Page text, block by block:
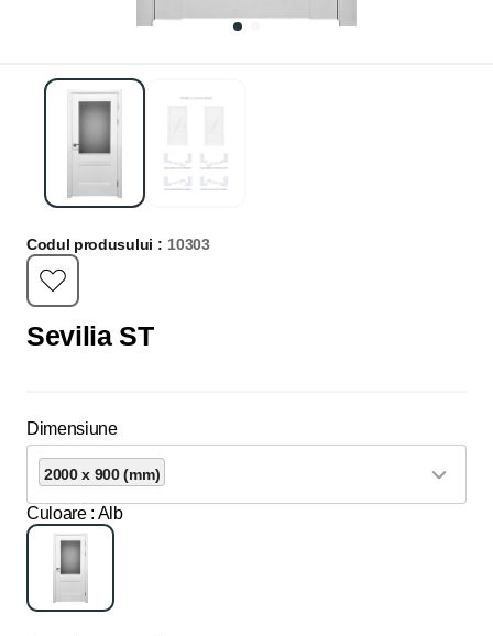
Codul produsului : 10303
Sevilia ST
Dimensiune
2000 x 900 (mm)
Culoare : Alb